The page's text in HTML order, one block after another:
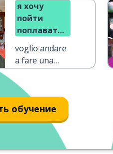
я хочу
пойти
поплавать
днём
voglio andare
a fare una
pomeriggio
обучение